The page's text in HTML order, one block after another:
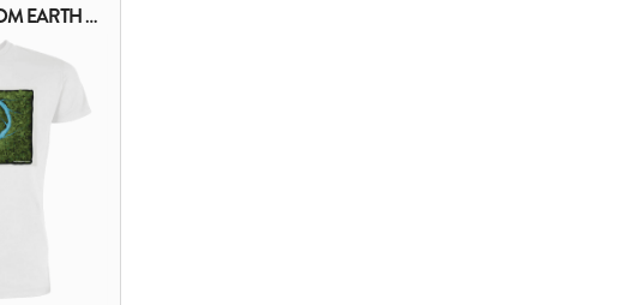
AMAZZONIA FROM EARTH TO HEART